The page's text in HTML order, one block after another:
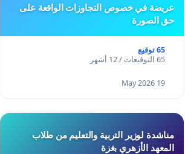
عريضة في خصوص التجاوزات الواقعة على
حق الصورة
65 توقيع
65 التوقيعات / 12 أشهر
19 May 2026
مناشدة لوزير التربية والتعليم من طلاب
المعهد الأزهري بغزة